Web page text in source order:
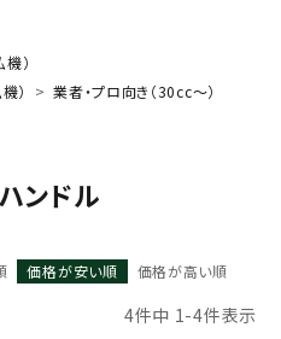
員登録
）
）
業者・プロ向き（30cc～）
ンドル
価格が安い順 価格が高い順
4件中 1-4件表示